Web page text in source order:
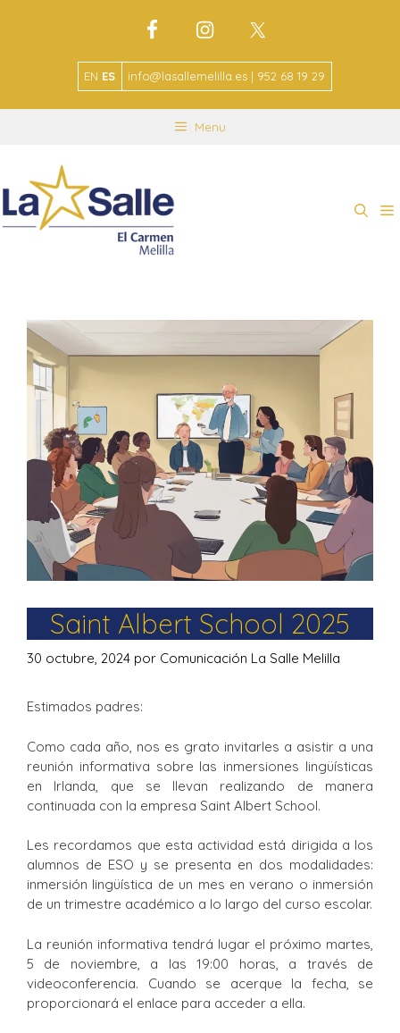
EN ES info@lasallemelilla.es | 952 68 19 29
Menu
Saint Albert School 2025
30 octubre, 2024 por Comunicación La Salle Melilla
Estimados padres:
Como cada año, nos es grato invitarles a asistir a una
reunión informativa sobre las inmersiones lingüísticas
en Irlanda, que se llevan realizando de manera
continuada con la empresa Saint Albert School.
Les recordamos que esta actividad está dirigida a los
alumnos de ESO y se presenta en dos modalidades:
inmersión lingüística de un mes en verano o inmersión
de un trimestre académico a lo largo del curso escolar.
La reunión informativa tendrá lugar el próximo martes,
5 de noviembre, a las 19:00 horas, a través de
videoconferencia. Cuando se acerque la fecha, se
proporcionará el enlace para acceder a ella.